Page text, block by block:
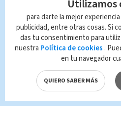
Nacional
Queda prohibida la
parcial del contenido
reproducción no
infracción y un delito
Utilizamos
para darte la mejor
publicidad, entre otras cosas. Si
das tu consentimiento para
nuestra Política de cookies .
en tu navegador
QUIERO SABER MÁS